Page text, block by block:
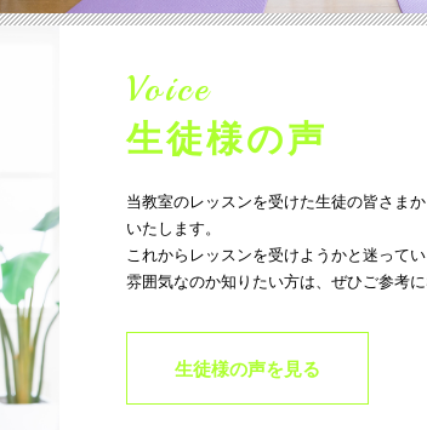
Voice
生徒様の声
当教室のレッスンを受けた生徒の皆さま
いたします。
これからレッスンを受けようかと迷って
雰囲気なのか知りたい方は、ぜひご参考に
生徒様の声を見る